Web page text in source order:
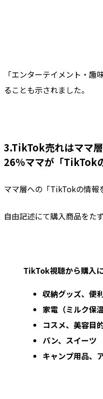
「エンターテイメント・
ることも示されました。
3.TikTok売れはママ層
26%ママが「TikTok
ママ層への「TikTokの情報
自由記述にて購入商品をた
TikTok視聴から購入
収納グッズ、便
家電（ミルク保
コスメ、美容目
パン、スイーツ
キャンプ用品、